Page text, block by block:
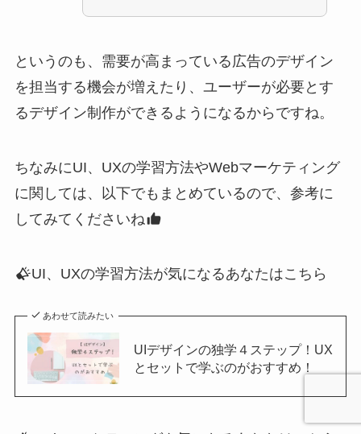
というのも、需要が高まっている広告のデザイン
を担当する機会が増えたり、ユーザーが必要とす
るデザイン制作ができるようになるからですね。
ちなみにUI、UXの学習方法やWebマーケティング
に関しては、以下でもまとめているので、参考に
してみてくださいね
UI、UXの学習方法が気になるあなたはこちら
あわせて読みたい
UIデザインの独学４ステップ！UX
とセットで学ぶのがおすすめ！